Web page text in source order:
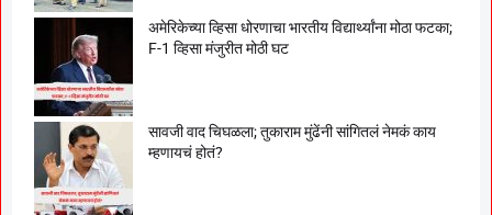
अमेरिकेच्या व्हिसा धोरणाचा भारतीय विद्यार्थ्यांना मोठा फटका;
F-1 व्हिसा मंजुरीत मोठी घट
सावजी वाद चिघळला; तुकाराम मुंढेंनी सांगितलं नेमकं काय
म्हणायचं होतं?